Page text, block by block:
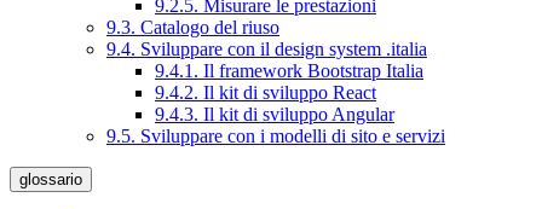
9.2.5. Misurare le prestazioni
9.3. Catalogo del riuso
9.4. Sviluppare con il design system .italia
9.4.1. Il framework Bootstrap Italia
9.4.2. Il kit di sviluppo React
9.4.3. Il kit di sviluppo Angular
9.5. Sviluppare con i modelli di sito e servizi
glossario